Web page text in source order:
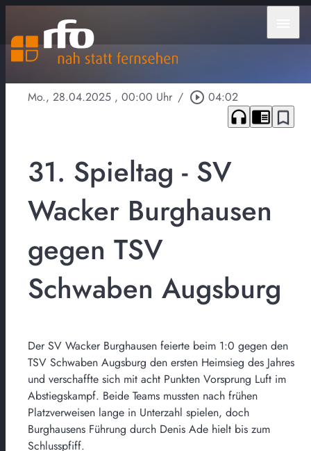
Mo., 28.04.2025 , 00:00 Uhr / play_circle_outline 04:02
headphones chrome_reader_mode bookmark_border
31. Spieltag - SV
Wacker Burghausen
gegen TSV
Schwaben Augsburg
Der SV Wacker Burghausen feierte beim 1:0 gegen den
TSV Schwaben Augsburg den ersten Heimsieg des Jahres
und verschaffte sich mit acht Punkten Vorsprung Luft im
Abstiegskampf. Beide Teams mussten nach frühen
Platzverweisen lange in Unterzahl spielen, doch
Burghausens Führung durch Denis Ade hielt bis zum
Schlusspfiff.